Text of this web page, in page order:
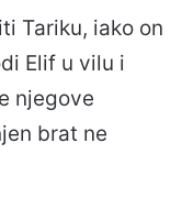
Tariku, iako on
Elif u vilu i
njegove
brat ne